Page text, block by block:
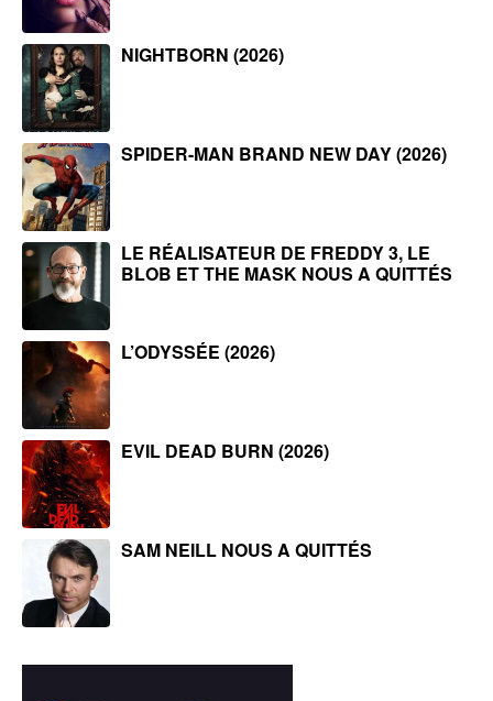
NIGHTBORN (2026)
SPIDER-MAN BRAND NEW DAY (2026)
LE RÉALISATEUR DE FREDDY 3, LE
BLOB ET THE MASK NOUS A QUITTÉS
L’ODYSSÉE (2026)
EVIL DEAD BURN (2026)
SAM NEILL NOUS A QUITTÉS